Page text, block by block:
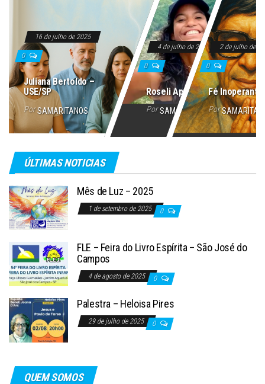
16 de julho de 2025
0
Juliana Bertoldo –
USE/SP
Por SAMARITANOS
4 de julho de 2025
0
Roseli Aparecida
Por SAMARITANOS
2 de julho de
0
Fé Inoperante
Por
ÚLTIMAS NOTICIAS
Mês de Luz – 2025
1 de setembro de 2025 0
FLE – Feira do Livro Espírita – São José do
Campos
4 de agosto de 2025 0
Palestra – Heloisa Pires
29 de julho de 2025 0
QUEM SOMOS